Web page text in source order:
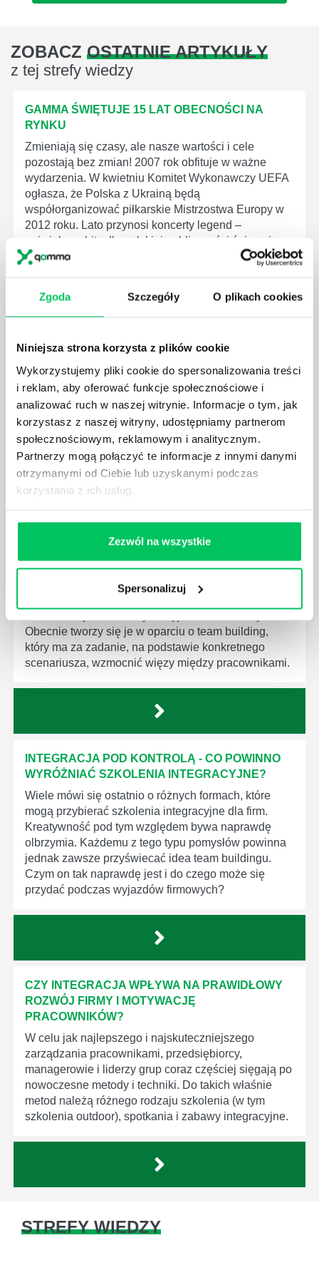
Zgoda Szczegóły O plikach cookies
Niniejsza strona korzysta z plików cookie
Wykorzystujemy pliki cookie do spersonalizowania treści
i reklam, aby oferować funkcje społecznościowe i
analizować ruch w naszej witrynie. Informacje o tym, jak
korzystasz z naszej witryny, udostępniamy partnerom
społecznościowym, reklamowym i analitycznym.
Partnerzy mogą połączyć te informacje z innymi danymi
otrzymanymi od Ciebie lub uzyskanymi podczas
korzystania z ich usług.
Zezwól na wszystkie
Spersonalizuj
ZOBACZ OSTATNIE ARTYKUŁY
z tej strefy wiedzy
GAMMA ŚWIĘTUJE 15 LAT OBECNOŚCI NA
RYNKU
Zmieniają się czasy, ale nasze wartości i cele
pozostają bez zmian! 2007 rok obfituje w ważne
wydarzenia. W kwietniu Komitet Wykonawczy UEFA
ogłasza, że Polska z Ukrainą będą
współorganizować piłkarskie Mistrzostwa Europy w
2012 roku. Lato przynosi koncerty legend –
największe hity dla polskiej publiczności śpiewają
członkowie The Rolling Stones oraz Red Hot Chili
AKTYWNA INTEGRACJA CZYLI KILKA SŁÓW O
SZKOLENIACH OUTDOOROWYCH
Istnieje wiele sposobów na integrację w firmie i
wcale nie musi ona sprowadzać się do wspólnego
spędzania czasu przy stole, podczas weekendowych
wyjazdów do hotelu.
SZKOLENIE PRZEZ ZABAWĘ, CZYLI CO GRY
INTEGRACYJNE WNOSZĄ DO GRUPY?
Wyjazdy integracyjne dla firm coraz częściej
Obecnie tworzy się je w oparciu o team building,
który ma za zadanie, na podstawie konkretnego
scenariusza, wzmocnić więzy między pracownikami.
INTEGRACJA POD KONTROLĄ - CO POWINNO
WYRÓŻNIAĆ SZKOLENIA INTEGRACYJNE?
Wiele mówi się ostatnio o różnych formach, które
mogą przybierać szkolenia integracyjne dla firm.
Kreatywność pod tym względem bywa naprawdę
olbrzymia. Każdemu z tego typu pomysłów powinna
jednak zawsze przyświecać idea team buildingu.
Czym on tak naprawdę jest i do czego może się
przydać podczas wyjazdów firmowych?
CZY INTEGRACJA WPŁYWA NA PRAWIDŁOWY
ROZWÓJ FIRMY I MOTYWACJĘ
PRACOWNIKÓW?
W celu jak najlepszego i najskuteczniejszego
zarządzania pracownikami, przedsiębiorcy,
managerowie i liderzy grup coraz częściej sięgają po
nowoczesne metody i techniki. Do takich właśnie
metod należą różnego rodzaju szkolenia (w tym
szkolenia outdoor), spotkania i zabawy integracyjne.
STREFY WIEDZY